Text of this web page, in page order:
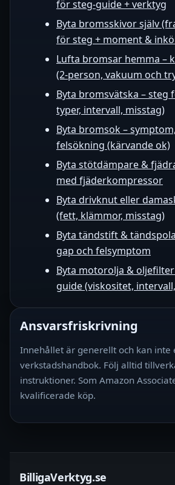
för steg-guide + verktyg
Byta bromsskivor själv
för steg + moment &
Lufta bromsar hemma –
(2‑person, vakuum och
Byta bromsvätska – steg
typer, intervall, misstag)
Byta bromsok –
felsökning (kärvande ok)
Byta stötdämpare &
med fjäderkompressor
Byta drivknut eller
(fett, klämmor, misstag)
Byta tändstift &
gap och felsymptom
Byta motorolja &
guide (viskositet,
Ansvarsfriskrivning
Innehållet är generellt och kan inte
verkstadshandbok. Följ alltid
instruktioner. Som Amazon
kvalificerade köp.
BilligaVerktyg.se